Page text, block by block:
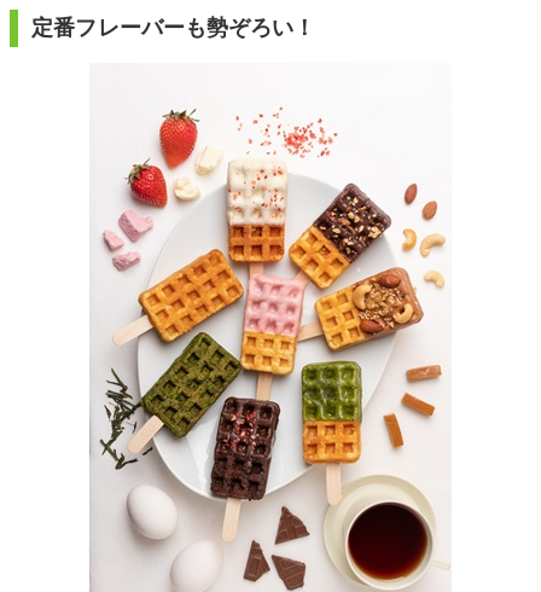
定番フレーバーも勢ぞろい！